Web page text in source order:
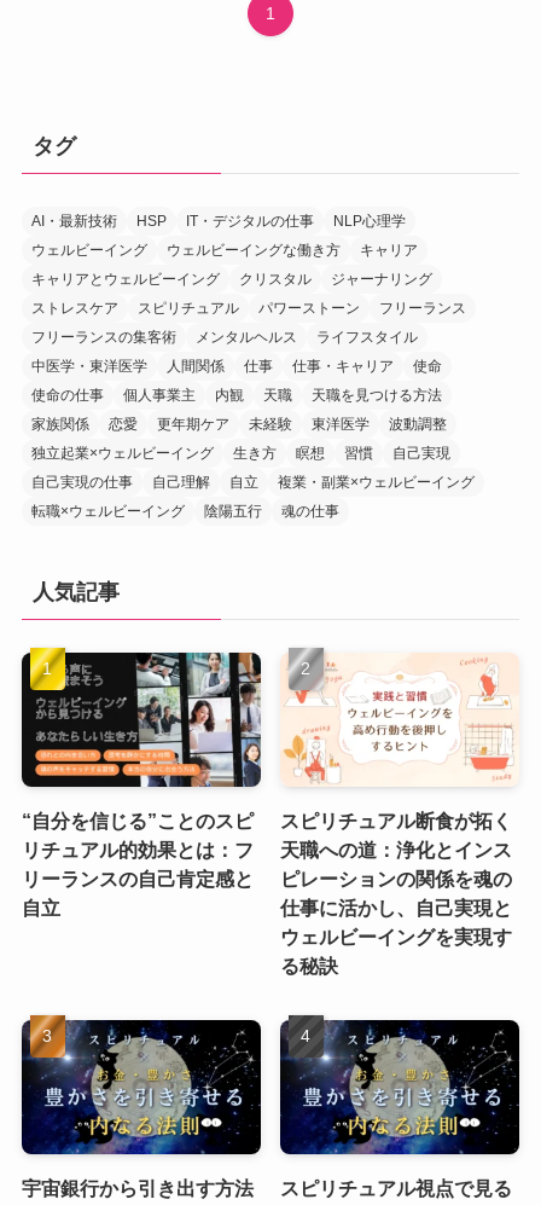
1
タグ
AI・最新技術 HSP IT・デジタルの仕事
NLP心理学
ウェルビーイング
ウェルビーイングな働き方
キャリア
キャリアとウェルビーイング
クリスタル
ジャーナリング
ストレスケア
スピリチュアル パワーストーン
フリーランス
フリーランスの集客術
メンタルヘルス
ライフスタイル
中医学・東洋医学
人間関係 仕事 仕事・キャリア
使命
使命の仕事
個人事業主 内観 天職
天職を見つける方法
家族関係
恋愛 更年期ケア 未経験 東洋医学
波動調整
独立起業×ウェルビーイング
生き方 瞑想 習慣
自己実現
自己実現の仕事
自己理解 自立
複業・副業×ウェルビーイング
転職×ウェルビーイング
陰陽五行 魂の仕事
人気記事
“自分を信じる”ことのスピ
リチュアル的効果とは：フ
リーランスの自己肯定感と
自立
スピリチュアル断食が拓く
天職への道：浄化とインス
ピレーションの関係を魂の
仕事に活かし、自己実現と
ウェルビーイングを実現す
る秘訣
宇宙銀行から引き出す方法
スピリチュアル視点で見る